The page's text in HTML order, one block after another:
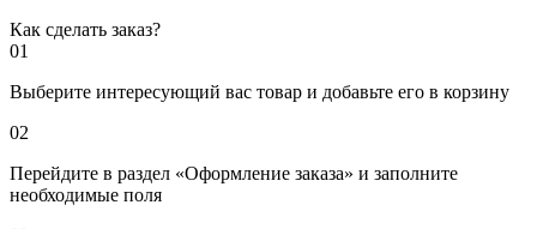
Как сделать заказ?
01
Выберите интересующий вас товар и добавьте его в корзину
02
Перейдите в раздел «Оформление заказа» и заполните
необходимые поля